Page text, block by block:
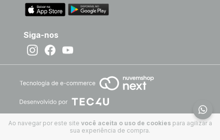
Ao navegar por este site você aceita o uso de cookiespara agilizar a
sua experiência de compra.
Siga-nos